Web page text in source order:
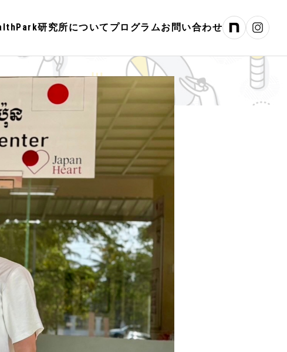
研究所について プログラムお問い合わせ